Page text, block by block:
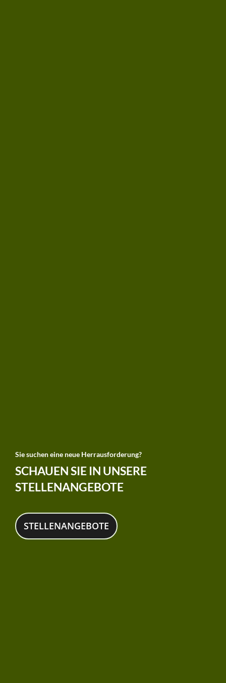
Sie suchen eine neue Herrausforderung?
SCHAUEN SIE IN UNSERE
STELLENANGEBOTE
STELLENANGEBOTE